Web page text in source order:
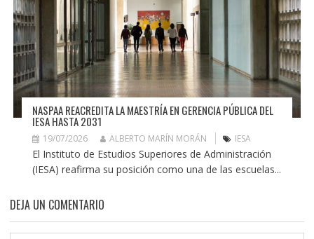
NASPAA REACREDITA LA MAESTRÍA EN GERENCIA PÚBLICA DEL
IESA HASTA 2031
19/07/2026 ALBERTO MARÍN MORÁN IESA
El Instituto de Estudios Superiores de Administración
(IESA) reafirma su posición como una de las escuelas...
DEJA UN COMENTARIO